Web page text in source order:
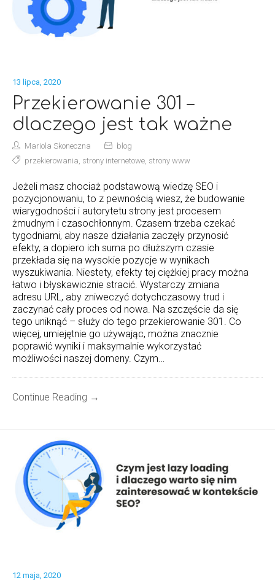
13 lipca, 2020
Przekierowanie 301 –
dlaczego jest tak ważne
Mariola Skoneczna
blog
przekierowania strony internetowe, strony www
Jeżeli masz chociaż podstawową wiedzę SEO i
pozycjonowaniu, to z pewnością wiesz, że budowanie
wiarygodności i autorytetu strony jest procesem
żmudnym i czasochłonnym. Czasem trzeba czekać
tygodniami, aby nasze działania zaczęły przynosić
efekty, a dopiero ich suma po dłuższym czasie
przekłada się na wysokie pozycje w wynikach
wyszukiwania. Niestety, efekty tej ciężkiej pracy można
łatwo i błyskawicznie stracić. Wystarczy zmiana
adresu URL, aby zniweczyć dotychczasowy trud i
zaczynać cały proces od nowa. Na szczęście da się
tego uniknąć – służy do tego przekierowanie 301. Co
więcej, umiejętnie go używając, można znacznie
poprawić wyniki i maksymalnie wykorzystać
możliwości naszej domeny. Czym…
Continue Reading →
12 maja, 2020